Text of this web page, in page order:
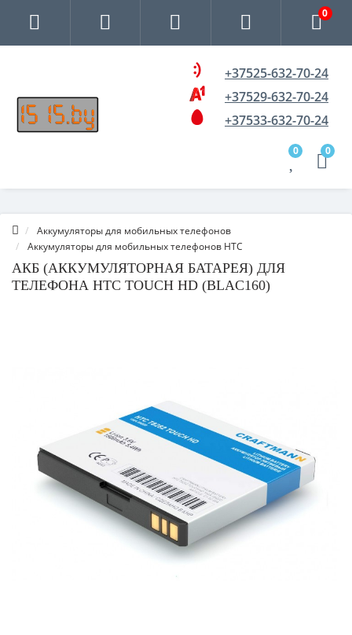
0
+37525-632-70-24
+37529-632-70-24
+37533-632-70-24
0 0
Аккумуляторы для мобильных телефонов
Аккумуляторы для мобильных телефонов HTC
АКБ (АККУМУЛЯТОРНАЯ БАТАРЕЯ) ДЛЯ
ТЕЛЕФОНА HTC TOUCH HD (BLAC160)